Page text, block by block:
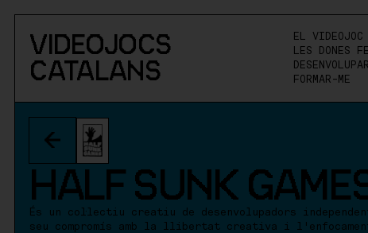
VIDEOJOCS
CATALANS
EL VIDEOJOC
LES DONES
DESENVOLUPAR
FORMAR-ME
HALF SUNK
És un col·lectiu creatiu de desenvolupadors
seu compromís amb la llibertat creativa i